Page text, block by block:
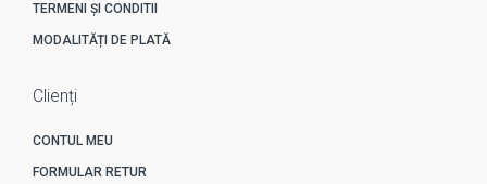
TERMENI ȘI CONDITII
MODALITĂȚI DE PLATĂ
Clienți
CONTUL MEU
FORMULAR RETUR